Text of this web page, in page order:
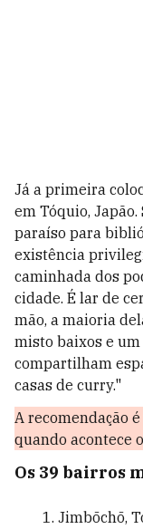
Já a primeira
em Tóquio,
paraíso para
existência
caminhada dos
cidade. É lar de
mão, a maioria
misto baixos e
compartilham
casas de curry."
A recomendação
quando acontece
Os 39 bairros
Jimbōchō,